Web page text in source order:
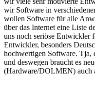
wir Software in
wollen Software für alle
über das Internet eine Liste
uns noch seriöse Entwickler
Entwickler, besonders
hochwertigen Software. Tja,
und deswegen braucht es
(Hardware/DOLMEN) auch